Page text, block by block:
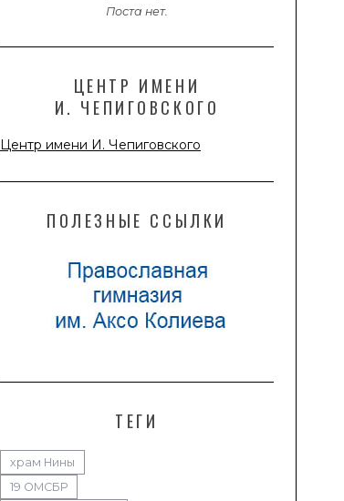
Поста нет.
ЦЕНТР ИМЕНИ
И. ЧЕПИГОВСКОГО
Центр имени И. Чепиговского
ПОЛЕЗНЫЕ ССЫЛКИ
ТЕГИ
храм Нины
19 ОМСБР